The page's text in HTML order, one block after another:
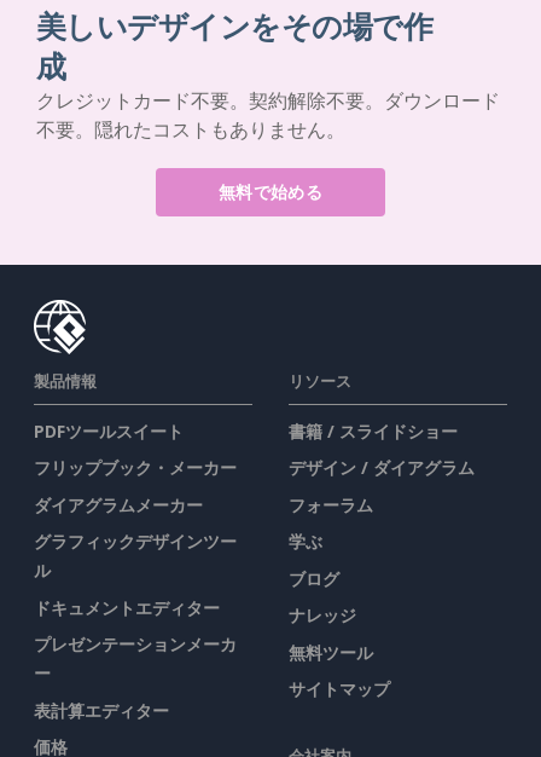
美しいデザインをその場で作
成
クレジットカード不要。契約解除不要。ダウンロード
不要。隠れたコストもありません。
無料で始める
製品情報
PDFツールスイート
フリップブック・メーカー
ダイアグラムメーカー
グラフィックデザインツー
ル
ドキュメントエディター
プレゼンテーションメーカ
ー
表計算エディター
価格
リソース
書籍 / スライドショー
デザイン / ダイアグラム
フォーラム
学ぶ
ブログ
ナレッジ
無料ツール
サイトマップ